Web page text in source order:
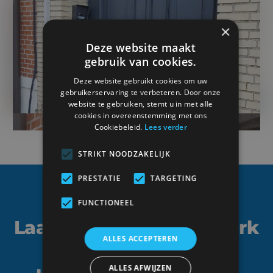
Laat je buitenschrijnwerk
plaatsen door een
×
Deze website maakt
gebruik van cookies.
Deze website gebruikt cookies om uw
gebruikerservaring te verbeteren. Door onze
website te gebruiken, stemt u in met alle
cookies in overeenstemming met ons
Cookiebeleid. Lees verder
STRIKT NOODZAKELIJK
PRESTATIE TARGETING
FUNCTIONEEL
ALLES ACCEPTEREN
ALLES AFWIJZEN